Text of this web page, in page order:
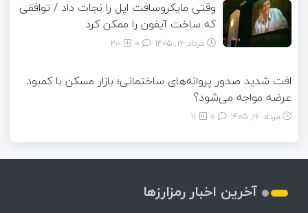
وقتی مایکروسافت اپل را نجات داد / توافقی
که ساخت آیفون را ممکن کرد
مرداد ۱۶, ۱۴۰۵ 20
افت شدید صدور پروانه‌های ساختمانی؛ بازار مسکن با کمبود
عرضه مواجه می‌شود؟
مرداد ۱۶, ۱۴۰۵ 11
آخرین اخبار رمزارزها